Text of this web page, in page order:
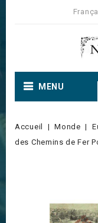
MENU
Accueil Monde
des Chemins de Fer